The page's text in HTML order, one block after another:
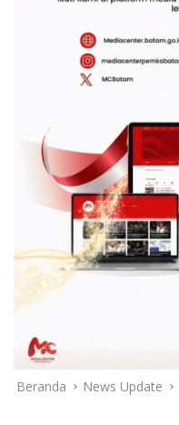
Beranda News Update